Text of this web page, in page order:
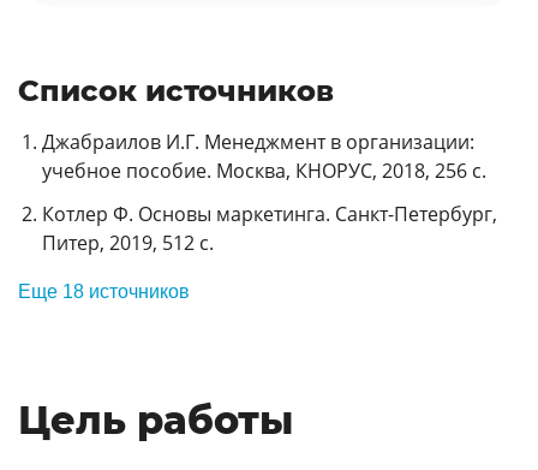
Список источников
Джабраилов И.Г. Менеджмент в организации:
учебное пособие. Москва, КНОРУС, 2018, 256 с.
Котлер Ф. Основы маркетинга. Санкт-Петербург,
Питер, 2019, 512 с.
Еще 18 источников
Цель работы